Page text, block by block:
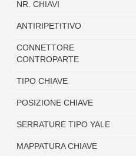
NR. CHIAVI
ANTIRIPETITIVO
CONNETTORE
CONTROPARTE
TIPO CHIAVE
POSIZIONE CHIAVE
SERRATURE TIPO YALE
MAPPATURA CHIAVE